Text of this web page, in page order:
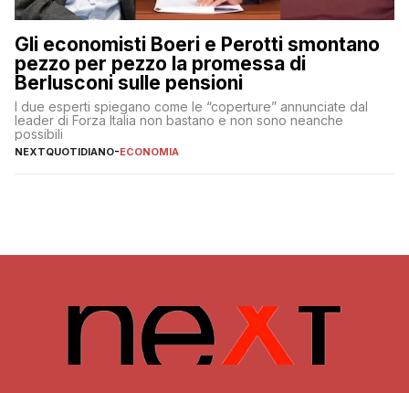
Gli economisti Boeri e Perotti smontano
pezzo per pezzo la promessa di
Berlusconi sulle pensioni
I due esperti spiegano come le “coperture” annunciate dal
leader di Forza Italia non bastano e non sono neanche
possibili
NEXTQUOTIDIANO-ECONOMIA